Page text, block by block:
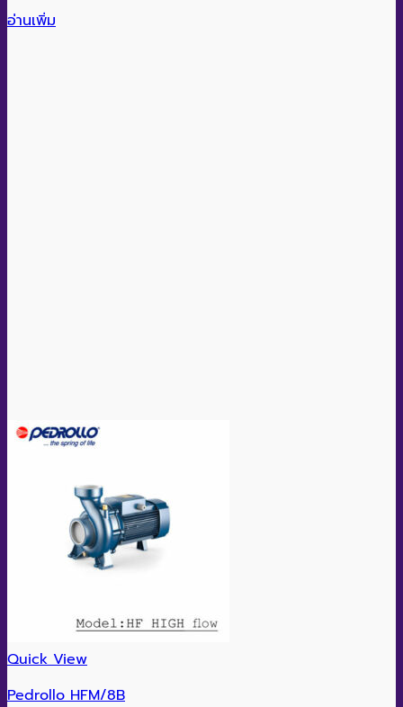
อ่านเพิ่ม
Quick View
Pedrollo HFM/8B